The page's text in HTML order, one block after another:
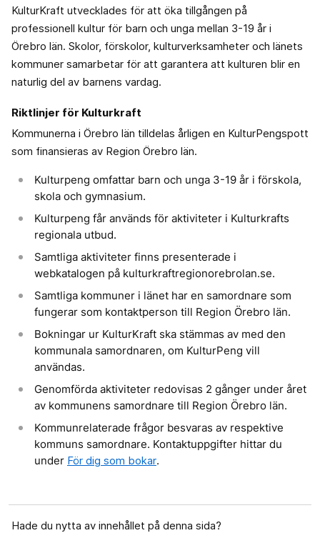
KulturKraft utvecklades för att öka tillgången på
professionell kultur för barn och unga mellan 3-19 år i
Örebro län. Skolor, förskolor, kulturverksamheter och länets
kommuner samarbetar för att garantera att kulturen blir en
naturlig del av barnens vardag.
Riktlinjer för Kulturkraft
Kommunerna i Örebro län tilldelas årligen en KulturPengspott
som finansieras av Region Örebro län.
Kulturpeng omfattar barn och unga 3-19 år i förskola,
skola och gymnasium.
Kulturpeng får används för aktiviteter i Kulturkrafts
regionala utbud.
Samtliga aktiviteter finns presenterade i
webkatalogen på kulturkraftregionorebrolan.se.
Samtliga kommuner i länet har en samordnare som
fungerar som kontaktperson till Region Örebro län.
Bokningar ur KulturKraft ska stämmas av med den
kommunala samordnaren, om KulturPeng vill
användas.
Genomförda aktiviteter redovisas 2 gånger under året
av kommunens samordnare till Region Örebro län.
Kommunrelaterade frågor besvaras av respektive
kommuns samordnare. Kontaktuppgifter hittar du
under För dig som bokar.
Hade du nytta av innehållet på denna sida?